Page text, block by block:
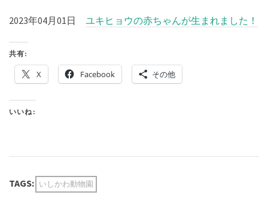
2023年04月01日 ユキヒョウの赤ちゃんが生まれました！
共有:
X Facebook その他
いいね:
TAGS: いしかわ動物園